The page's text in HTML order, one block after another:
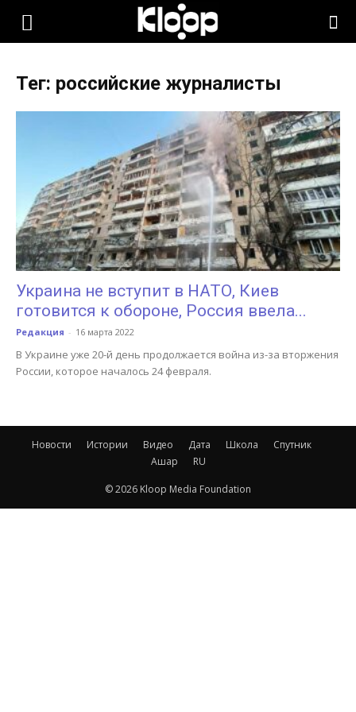
KLOOP.KG
Кыргызстана
Тег: российские журналисты
Украина не вступит в НАТО, Киев
готовится к обороне, Россия ввела...
Редакция - 16 марта 2022
В Украине уже 20-й день продолжается война из-за вторжения
России, которое началось 24 февраля.
Новости Истории Видео Дата Школа
Спутник
Ашар
RU
© 2026 Kloop Media Foundation